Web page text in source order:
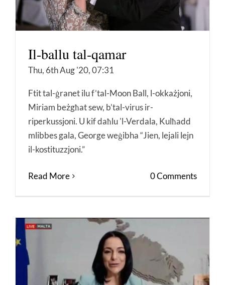
Il-ballu tal-qamar
Thu, 6th Aug '20, 07:31
Ftit tal-ġranet ilu f’tal-Moon Ball, l-okkażjoni,
Miriam beżgħat sew, b’tal-virus ir-
riperkussjoni. U kif daħlu 'l-Verdala, Kulħadd
mlibbes gala, George weġibha “Jien, lejali lejn
il-kostituzzjoni.”
Read More 0 Comments